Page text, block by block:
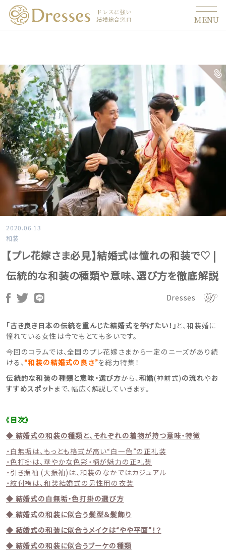
ドレスに強い
結婚総合窓口
MENU
2020.06.13
和装
【プレ花嫁さま必見】結婚式は憧れの和装で♡ |
伝統的な和装の種類や意味、選び方を徹底解説
Dresses
「古き良き日本の伝統を重んじた結婚式を挙げたい！」 と、和装婚に
憧れている女性は今でもとても多いです。
今回のコラムでは、全国のプレ花嫁さまから一定のニーズがあり続
ける、“和装の結婚式の良さ”を総力特集！
伝統的な和装の種類と意味・選び方から、 和婚(神前式)の流れやお
すすめスポット まで、幅広く解説していきます。
《目次》
◆ 結婚式の和装の種類と、それぞれの着物が持つ意味・特徴
・白無垢は、もっとも格式が高い“白一色”の正礼装
・色打掛は、華やかな色彩・柄が魅力の正礼装
・引き振袖 (大振袖)は、和装のなかではカジュアル
・紋付袴は、和装結婚式の男性用の衣装
◆ 結婚式の白無垢・色打掛の選び方
◆ 結婚式の和装に似合う髪型＆髪飾り
◆ 結婚式の和装に似合うメイクは“やや平面”！？
◆ 結婚式の和装に似合うブーケの種類